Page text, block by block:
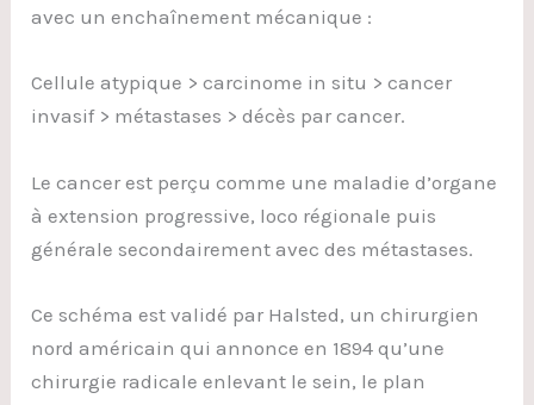
avec un enchaînement mécanique :
Cellule atypique > carcinome in situ > cancer
invasif > métastases > décès par cancer.
Le cancer est perçu comme une maladie d’organe
à extension progressive, loco régionale puis
générale secondairement avec des métastases.
Ce schéma est validé par Halsted, un chirurgien
nord américain qui annonce en 1894 qu’une
chirurgie radicale enlevant le sein, le plan